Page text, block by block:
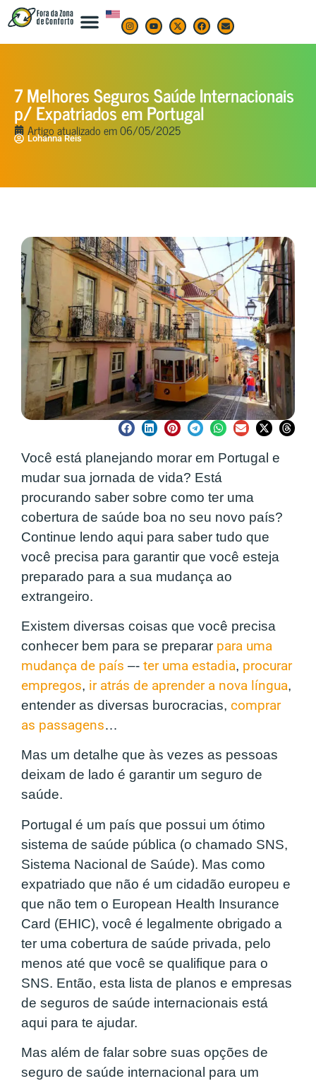
7 Melhores Seguros Saúde Internacionais
p/ Expatriados em Portugal
Artigo atualizado em06/05/2025
Lohanna Reis
Você está planejando morar em Portugal e
mudar sua jornada de vida? Está
procurando saber sobre como ter uma
cobertura de saúde boa no seu novo país?
Continue lendo aqui para saber tudo que
você precisa para garantir que você esteja
preparado para a sua mudança ao
extrangeiro.
Existem diversas coisas que você precisa
conhecer bem para se preparar para uma
mudança de país –- ter uma estadia, procurar
empregos, ir atrás de aprender a nova língua,
entender as diversas burocracias, comprar
as passagens…
Mas um detalhe que às vezes as pessoas
deixam de lado é garantir um seguro de
saúde.
Portugal é um país que possui um ótimo
sistema de saúde pública (o chamado SNS,
Sistema Nacional de Saúde). Mas como
expatriado que não é um cidadão europeu e
que não tem o European Health Insurance
Card (EHIC), você é legalmente obrigado a
ter uma cobertura de saúde privada, pelo
menos até que você se qualifique para o
SNS. Então, esta lista de planos e empresas
de seguros de saúde internacionais está
aqui para te ajudar.
Mas além de falar sobre suas opções de
seguro de saúde internacional para um